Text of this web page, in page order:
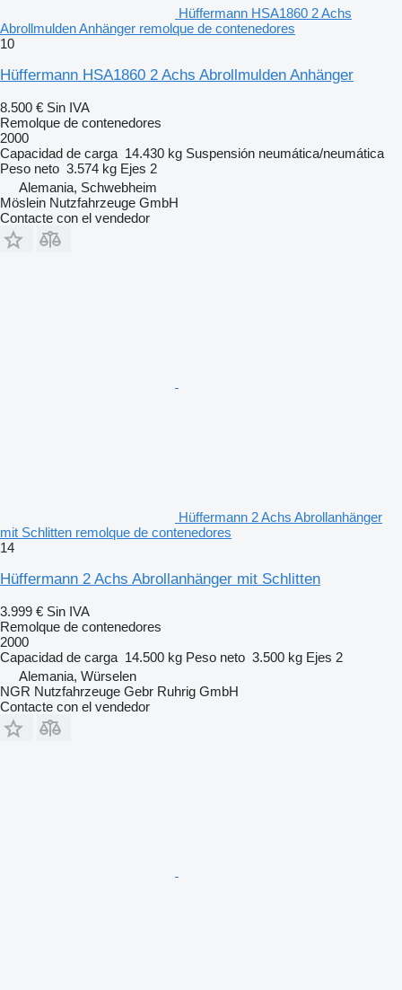
Hüffermann HSA1860 2 Achs
Abrollmulden Anhänger remolque de contenedores
10
Hüffermann HSA1860 2 Achs Abrollmulden Anhänger
8.500 € Sin IVA
Remolque de contenedores
2000
Capacidad de carga 14.430 kg Suspensión neumática/neumática
Peso neto 3.574 kg Ejes 2
Alemania, Schwebheim
Möslein Nutzfahrzeuge GmbH
Contacte con el vendedor
Hüffermann 2 Achs Abrollanhänger
mit Schlitten remolque de contenedores
14
Hüffermann 2 Achs Abrollanhänger mit Schlitten
3.999 € Sin IVA
Remolque de contenedores
2000
Capacidad de carga 14.500 kg Peso neto 3.500 kg Ejes 2
Alemania, Würselen
NGR Nutzfahrzeuge Gebr Ruhrig GmbH
Contacte con el vendedor